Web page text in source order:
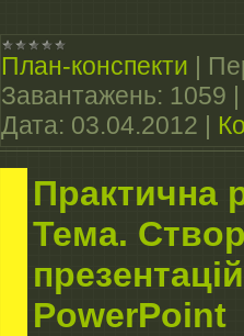
План-конспекти |
Завантажень: 1059
Дата: 03.04.2012 |
Практична
Тема.
PowerPoint